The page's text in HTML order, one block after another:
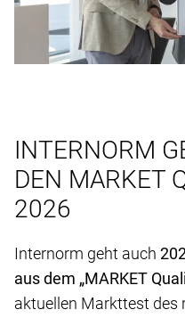
INTERNORM
DEN MARKET
2026
Internorm geht auch
aus dem „MARKET
aktuellen Markttest des